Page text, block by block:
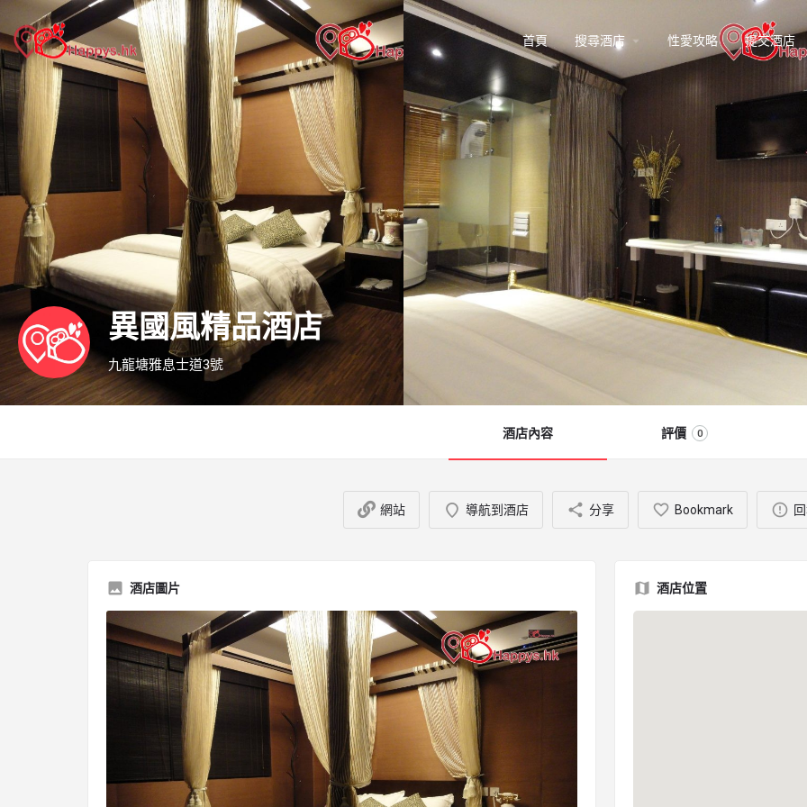
首頁 搜尋酒店 arrow_drop_down 性愛攻略 提交酒店
異國風精品酒店
九龍塘雅息士道3號
酒店內容 評價 0
網站 導航到酒店 分享 Bookmark
酒店圖片 酒店位置